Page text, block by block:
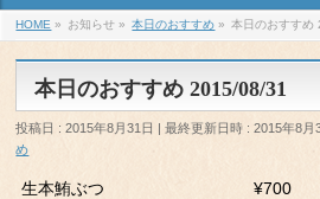
HOME » お知らせ » 本日のおすすめ » 本日のおすすめ
本日のおすすめ 2015/08/31
投稿日 : 2015年8月31日 最終更新日時 : 2015年8月
め
生本鮪ぶつ ¥700